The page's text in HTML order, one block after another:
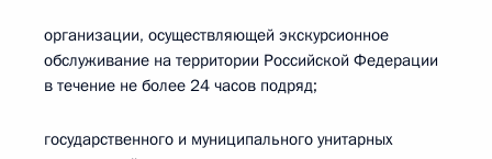
организации, осуществляющей экскурсионное
обслуживание на территории Российской Федерации
в течение не более 24 часов подряд;
государственного и муниципального унитарных